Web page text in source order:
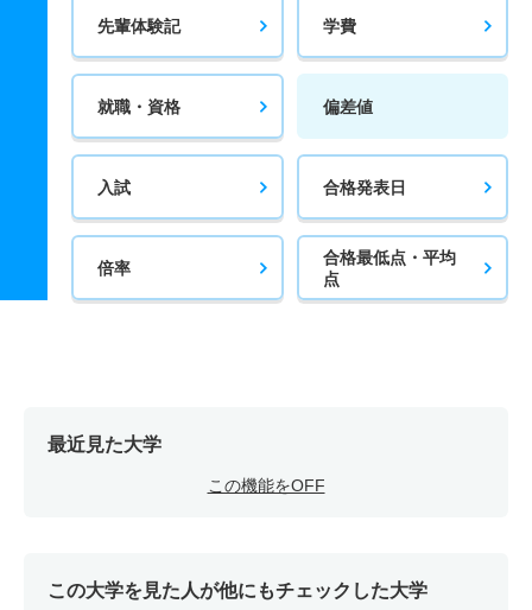
先輩体験記 学費
就職・資格 偏差値
入試 合格発表日
倍率
合格最低点・平均
点
最近見た大学
この機能をOFF
この大学を見た人が他にもチェックした大学